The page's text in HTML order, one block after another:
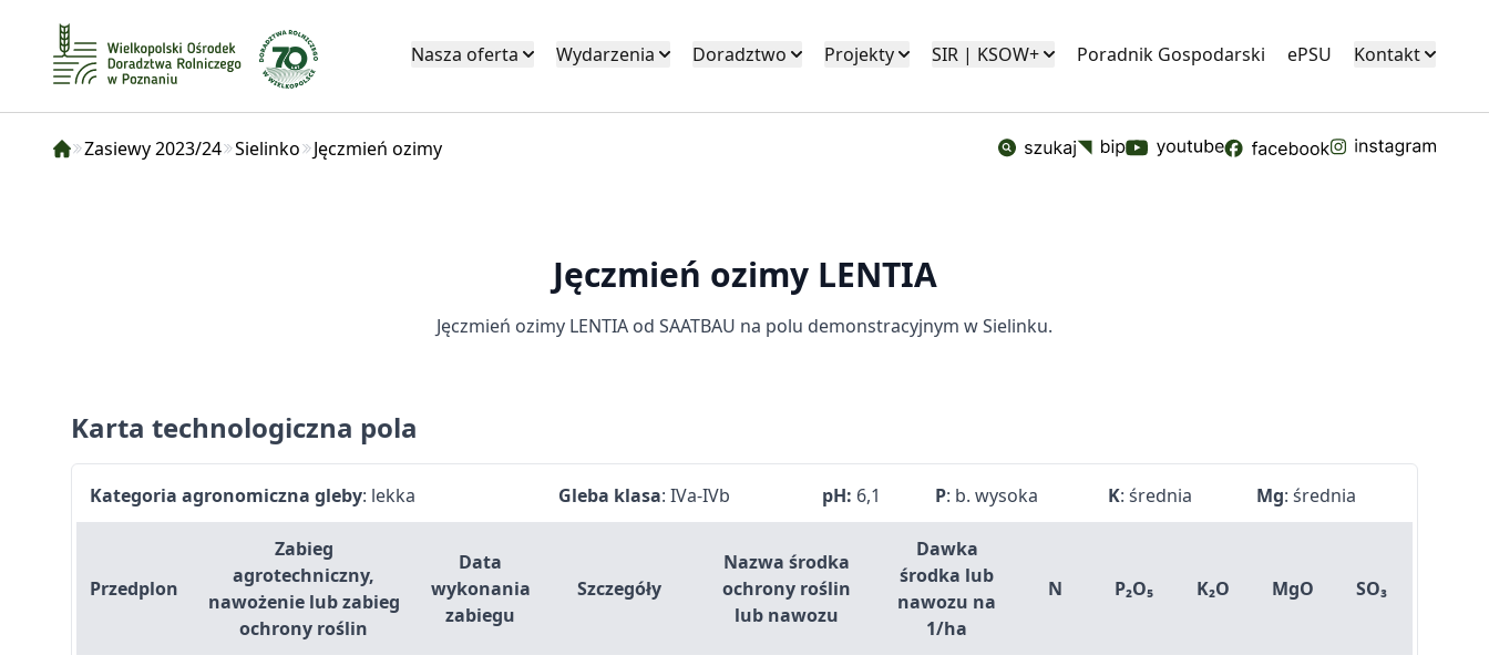
Nasza oferta Wydarzenia Doradztwo Projekty SIR | KSOW+ Poradnik Gospodarski ePSU Kontakt
Zasiewy 2023/24 Sielinko Jęczmień ozimy
Jęczmień ozimy LENTIA
Jęczmień ozimy LENTIA od SAATBAU na polu demonstracyjnym w Sielinku.
Karta technologiczna pola
Kategoria agronomiczna gleby: lekka Gleba klasa: IVa-IVb pH: 6,1 P: b. wysoka K: średnia Mg: średnia
Przedplon
Zabieg
agrotechniczny,
nawożenie lub zabieg
ochrony roślin
Data
wykonania
zabiegu
Szczegóły
Nazwa środka
ochrony roślin
lub nawozu
Dawka
środka lub
nawozu na
1/ha
N P₂O₅ K₂O MgO SO₃